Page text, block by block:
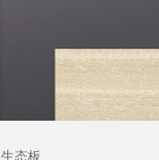
生态板